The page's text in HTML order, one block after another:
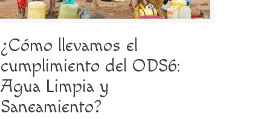
¿Cómo llevamos el
cumplimiento del ODS6:
Agua Limpia y
Saneamiento?